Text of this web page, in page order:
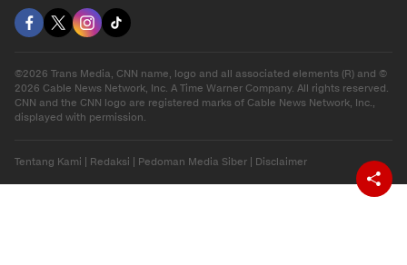
©2026 Trans Media, CNN name, logo and all associated elements (R) and ©
2026 Cable News Network, Inc. A Time Warner Company. All rights reserved.
CNN and the CNN logo are registered marks of Cable News Network, Inc.,
displayed with permission.
Tentang Kami Redaksi Pedoman Media Siber Disclaimer